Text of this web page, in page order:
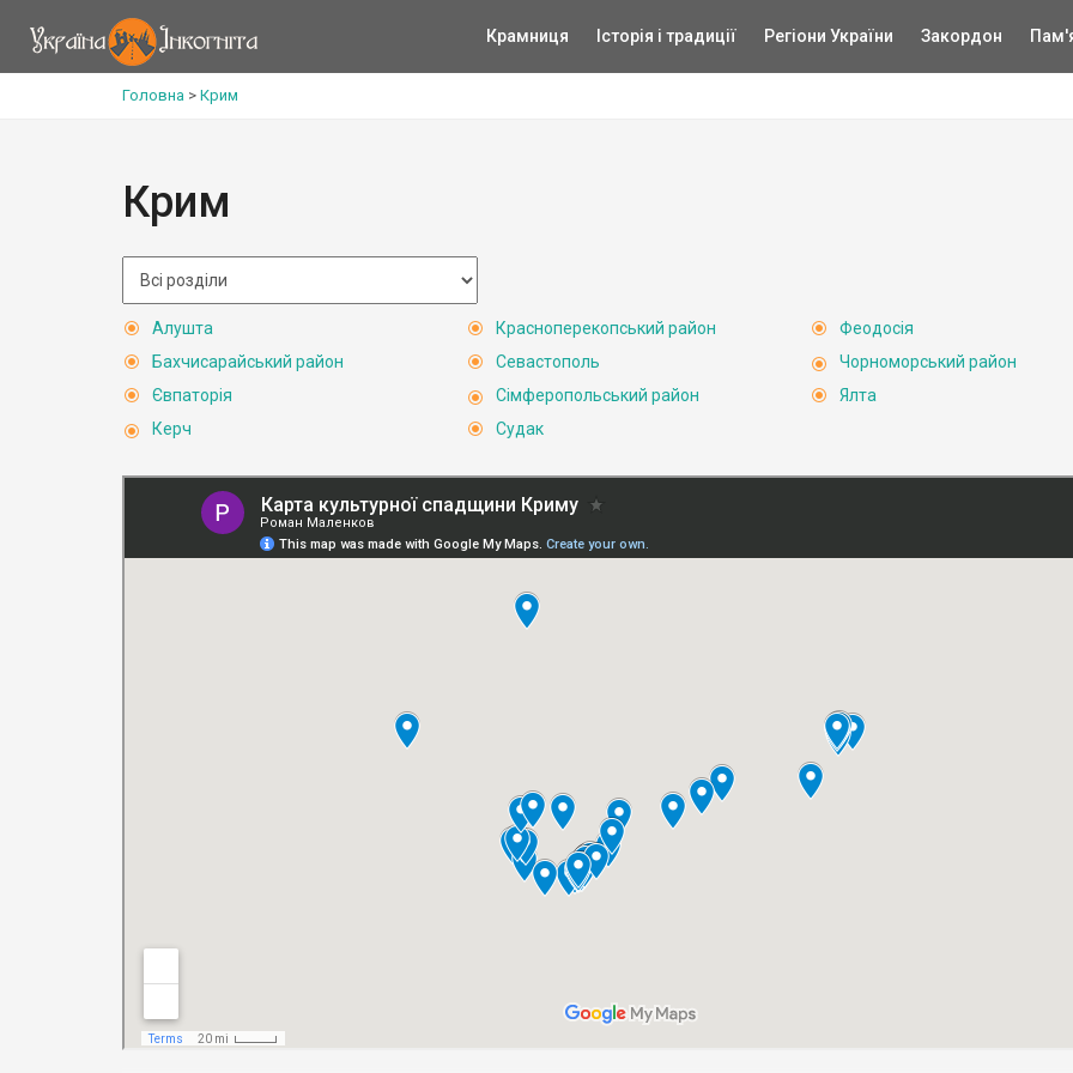
Крамниця Історія і традиції Регіони України Закордон
Головна > Крим
Крим
Алушта
Бахчисарайський район
Євпаторія
Керч
Красноперекопський район
Севастополь
Сімферопольський район
Судак
Феодосія
Чорноморський район
Ялта